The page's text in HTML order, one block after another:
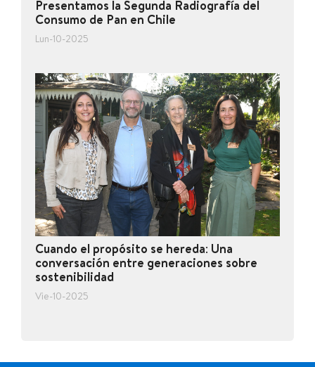
Presentamos la Segunda Radiografía del
Consumo de Pan en Chile
Lun-10-2025
Cuando el propósito se hereda: Una
conversación entre generaciones sobre
sostenibilidad
Vie-10-2025